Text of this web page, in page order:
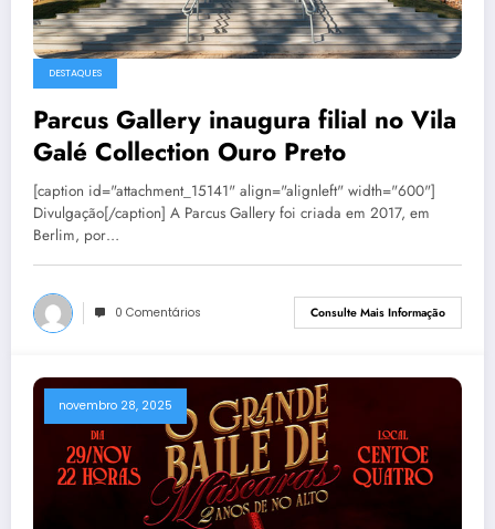
DESTAQUES
Parcus Gallery inaugura filial no Vila
Galé Collection Ouro Preto
[caption id="attachment_15141" align="alignleft" width="600"]
Divulgação[/caption] A Parcus Gallery foi criada em 2017, em
Berlim, por…
0 Comentários Consulte Mais Informação
novembro 28, 2025